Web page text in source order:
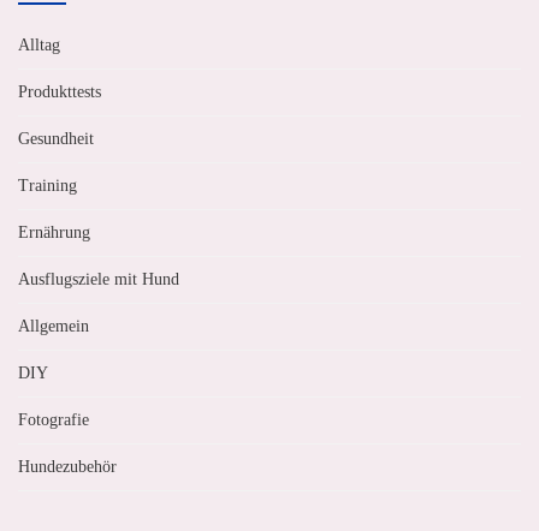
Alltag
Produkttests
Gesundheit
Training
Ernährung
Ausflugsziele mit Hund
Allgemein
DIY
Fotografie
Hundezubehör